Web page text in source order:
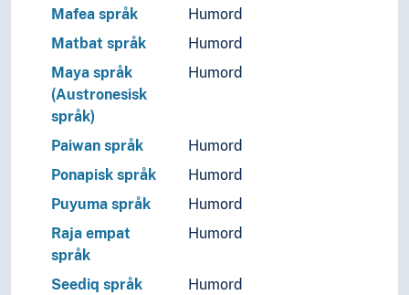
Mafea språk
Humord
Matbat språk
Humord
Maya språk
(Austronesisk
språk)
Humord
Paiwan språk
Humord
Ponapisk språk
Humord
Puyuma språk
Humord
Raja empat
språk
Humord
Seediq språk
Humord